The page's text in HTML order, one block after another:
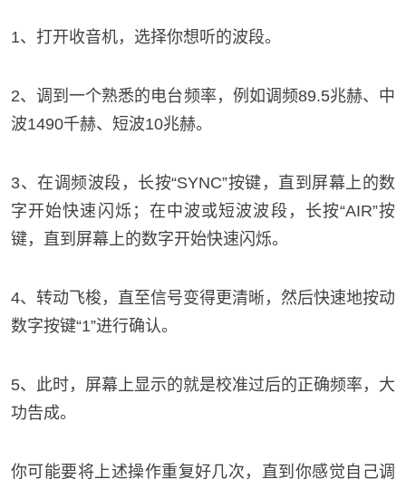
1、打开收音机，选择你想听的波段。
2、调到一个熟悉的电台频率，例如调频89.5兆赫、中
波1490千赫、短波10兆赫。
3、在调频波段，长按“SYNC”按键，直到屏幕上的数
字开始快速闪烁；在中波或短波波段，长按“AIR”按
键，直到屏幕上的数字开始快速闪烁。
4、转动飞梭，直至信号变得更清晰，然后快速地按动
数字按键“1”进行确认。
5、此时，屏幕上显示的就是校准过后的正确频率，大
功告成。
你可能要将上述操作重复好几次，直到你感觉自己调